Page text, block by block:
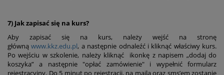
7) Jak zapisać się na kurs?
Aby zapisać się na kurs, należy wejść na stronę
głównąwww.kkz.edu.pl, a następnie odnaleźć i kliknąć właściwy kurs.
Po wejściu w szkolenie, należy kliknąć ikonkę z napisem „dodaj do
koszyka” a następnie "opłać zamówienie" i wypełnić formularz
rejestracyjny. Do 5 minut po rejestracji, na maila oraz sms’em zostanie